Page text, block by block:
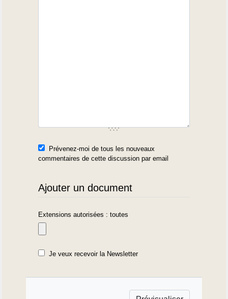
Prévenez-moi de tous les nouveaux
commentaires de cette discussion par email
Ajouter un document
Extensions autorisées : toutes
Je veux recevoir la Newsletter